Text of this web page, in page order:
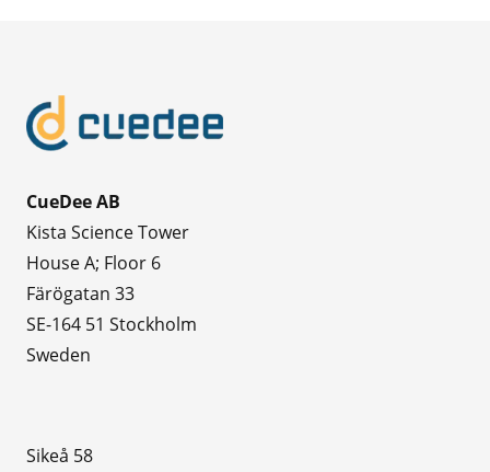
CueDee AB
Kista Science Tower
House A; Floor 6
Färögatan 33
SE-164 51 Stockholm
Sweden
Sikeå 58